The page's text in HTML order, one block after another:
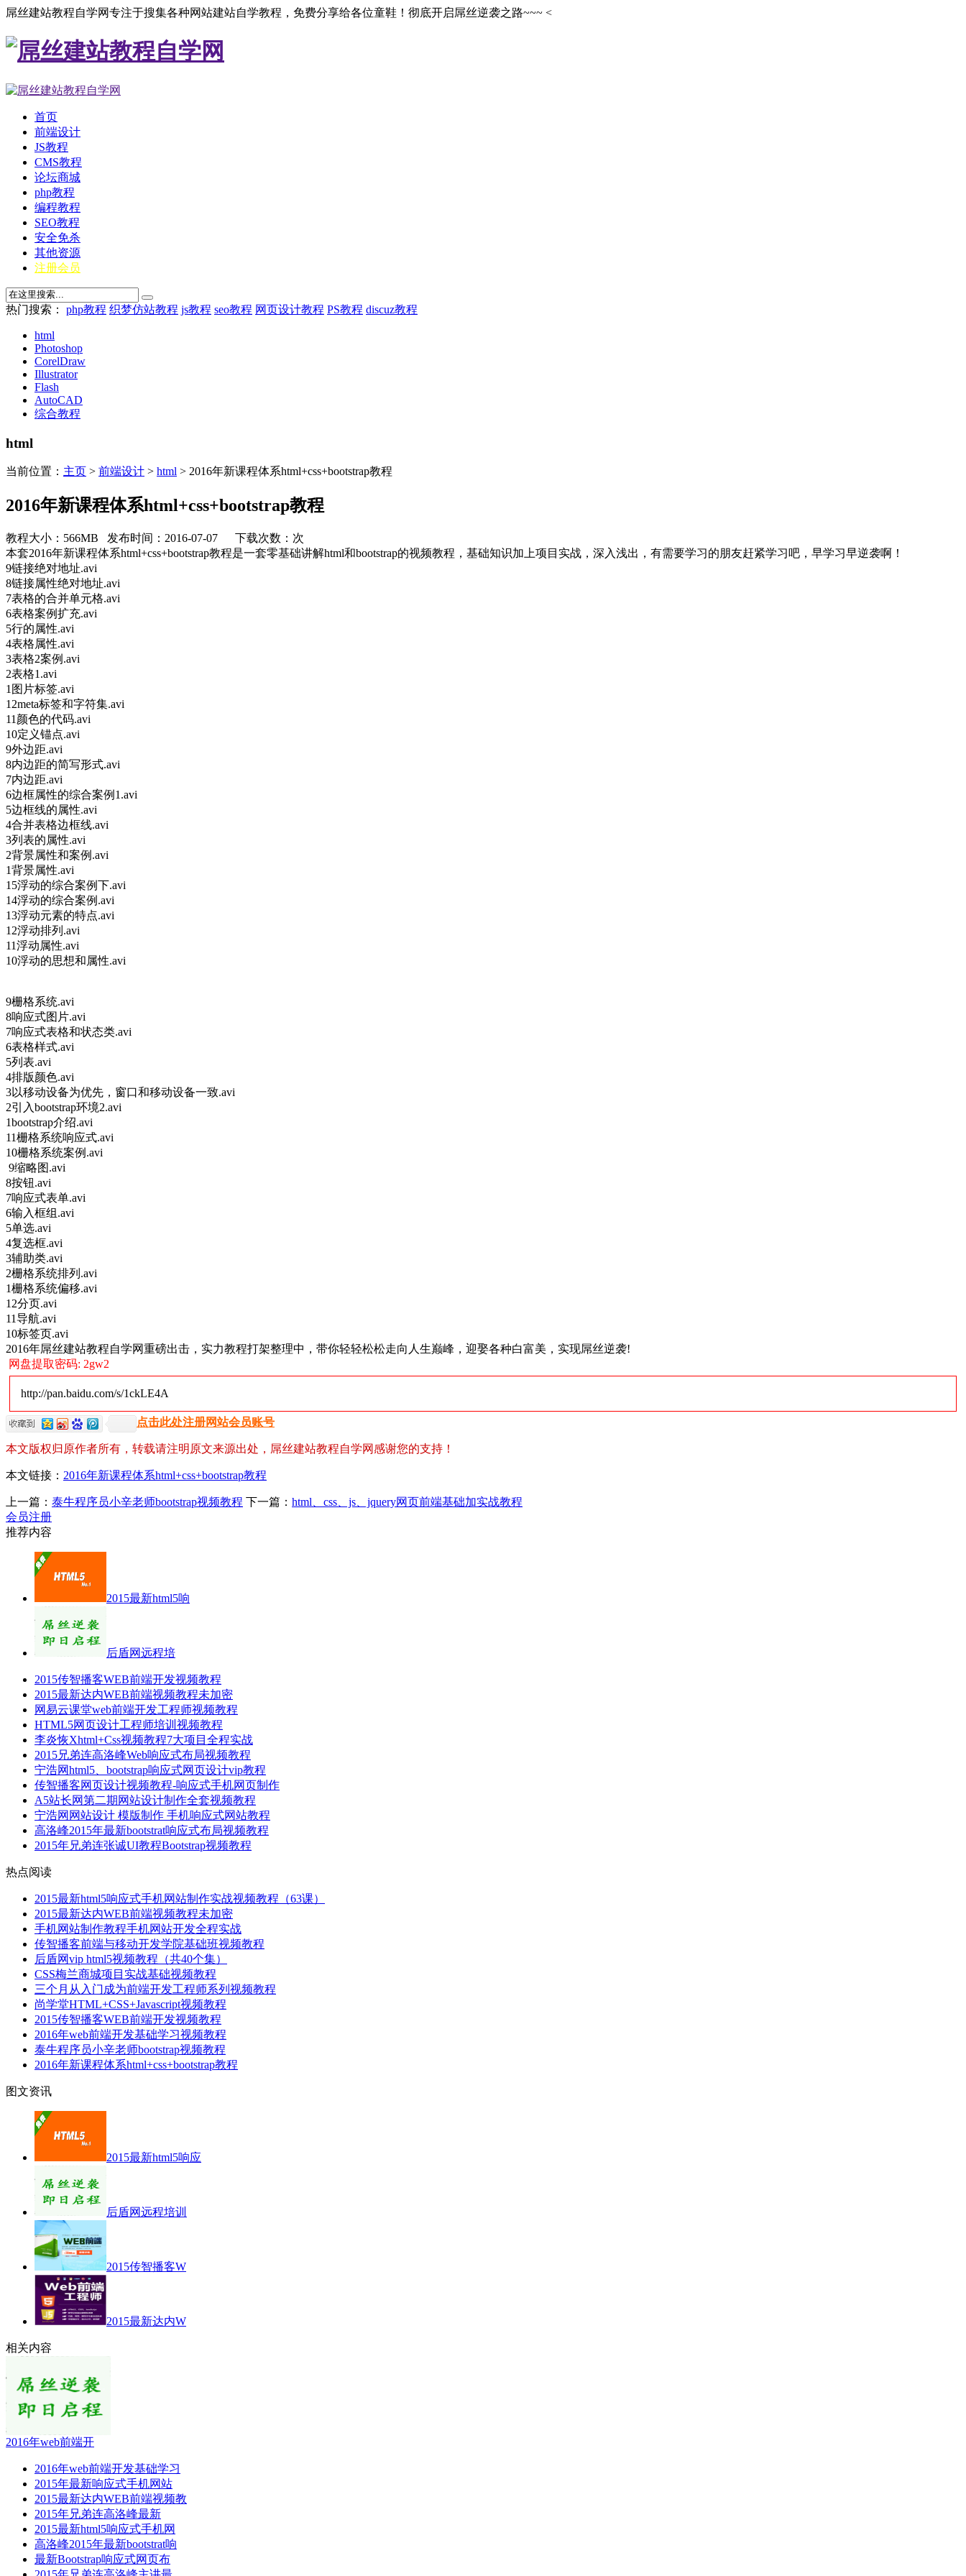
屌丝建站教程自学网专注于搜集各种网站建站自学教程，免费分享给各位童鞋！彻底开启屌丝逆袭之路~~~ <
首页
前端设计
JS教程
CMS教程
论坛商城
php教程
编程教程
SEO教程
安全免杀
其他资源
注册会员
热门搜索： php教程 织梦仿站教程 js教程 seo教程 网页设计教程 PS教程 discuz教程
html
Photoshop
CorelDraw
Illustrator
Flash
AutoCAD
综合教程
html
当前位置： 主页 > 前端设计 > html > 2016年新课程体系html+css+bootstrap教程
2016年新课程体系html+css+bootstrap教程
教程大小：566MB 发布时间：2016-07-07 下载次数： 次
本套2016年新课程体系html+css+bootstrap教程是一套零基础讲解html和bootstrap的视频教程，基础知识加上项目实战，深入浅出，有需要学习的朋友赶紧学习吧，早学习早逆袭啊！
9链接绝对地址.avi
8链接属性绝对地址.avi
7表格的合并单元格.avi
6表格案例扩充.avi
5行的属性.avi
4表格属性.avi
3表格2案例.avi
2表格1.avi
1图片标签.avi
12meta标签和字符集.avi
11颜色的代码.avi
10定义锚点.avi
9外边距.avi
8内边距的简写形式.avi
7内边距.avi
6边框属性的综合案例1.avi
5边框线的属性.avi
4合并表格边框线.avi
3列表的属性.avi
2背景属性和案例.avi
1背景属性.avi
15浮动的综合案例下.avi
14浮动的综合案例.avi
13浮动元素的特点.avi
12浮动排列.avi
11浮动属性.avi
10浮动的思想和属性.avi
9栅格系统.avi
8响应式图片.avi
7响应式表格和状态类.avi
6表格样式.avi
5列表.avi
4排版颜色.avi
3以移动设备为优先，窗口和移动设备一致.avi
2引入bootstrap环境2.avi
1bootstrap介绍.avi
11栅格系统响应式.avi
10栅格系统案例.avi
9缩略图.avi
8按钮.avi
7响应式表单.avi
6输入框组.avi
5单选.avi
4复选框.avi
3辅助类.avi
2栅格系统排列.avi
1栅格系统偏移.avi
12分页.avi
11导航.avi
10标签页.avi
2016年屌丝建站教程自学网重磅出击，实力教程打架整理中，带你轻轻松松走向人生巅峰，迎娶各种白富美，实现屌丝逆袭!
网盘提取密码: 2gw2
http://pan.baidu.com/s/1ckLE4A
点击此处注册网站会员账号
本文版权归原作者所有，转载请注明原文来源出处，屌丝建站教程自学网感谢您的支持！
本文链接： 2016年新课程体系html+css+bootstrap教程
上一篇： 泰牛程序员小辛老师bootstrap视频教程 下一篇： html、css、js、jquery网页前端基础加实战教程
会员注册
推荐内容
2015最新html5响
后盾网远程培
2015传智播客WEB前端开发视频教程
2015最新达内WEB前端视频教程未加密
网易云课堂web前端开发工程师视频教程
HTML5网页设计工程师培训视频教程
李炎恢Xhtml+Css视频教程7大项目全程实战
2015兄弟连高洛峰Web响应式布局视频教程
宁浩网html5、bootstrap响应式网页设计vip教程
传智播客网页设计视频教程-响应式手机网页制作
A5站长网第二期网站设计制作全套视频教程
宁浩网网站设计 模版制作 手机响应式网站教程
高洛峰2015年最新bootstrat响应式布局视频教程
2015年兄弟连张诚UI教程Bootstrap视频教程
热点阅读
2015最新html5响应式手机网站制作实战视频教程（63课）
2015最新达内WEB前端视频教程未加密
手机网站制作教程手机网站开发全程实战
传智播客前端与移动开发学院基础班视频教程
后盾网vip html5视频教程（共40个集）
CSS梅兰商城项目实战基础视频教程
三个月从入门成为前端开发工程师系列视频教程
尚学堂HTML+CSS+Javascript视频教程
2015传智播客WEB前端开发视频教程
2016年web前端开发基础学习视频教程
泰牛程序员小辛老师bootstrap视频教程
2016年新课程体系html+css+bootstrap教程
图文资讯
2015最新html5响应
后盾网远程培训
2015传智播客W
2015最新达内W
相关内容
2016年web前端开
2016年web前端开发基础学习
2015年最新响应式手机网站
2015最新达内WEB前端视频教
2015年兄弟连高洛峰最新
2015最新html5响应式手机网
高洛峰2015年最新bootstrat响
最新Bootstrap响应式网页布